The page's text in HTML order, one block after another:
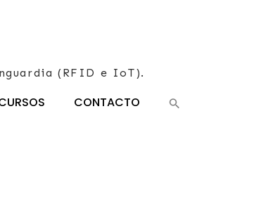
(RFID e IoT).
CONTACTO